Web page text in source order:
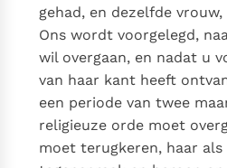
dwang
De mystiek. De mystieke
heiligheid
Berichten
Het Vaticaan publiceert een
van het Romeins martyrologium
Vaticaanse financiële
Paus spreekt het
gehad, en dezelfde
Ons wordt voorgelegd,
wil overgaan, en nadat u
van haar kant heeft
een periode van twee
religieuze orde moet
moet terugkeren, haar